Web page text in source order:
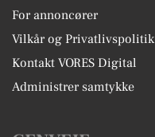
For annoncører
Vilkår og Privatlivspolitik
Kontakt VORES Digital
Administrer samtykke